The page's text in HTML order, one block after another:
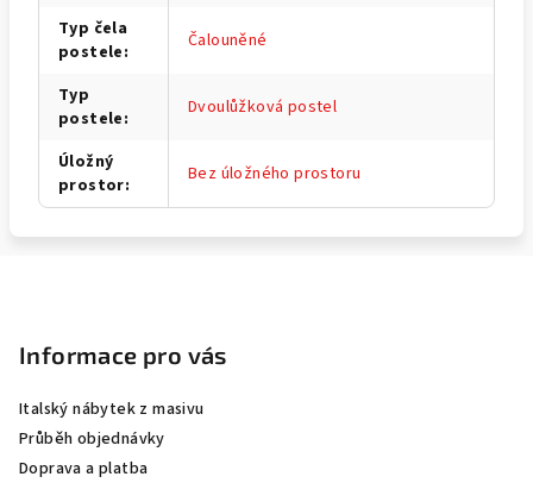
Typ čela
postele: Čalouněné
Typ
postele: Dvoulůžková postel
Úložný
prostor: Bez úložného prostoru
Informace pro vás
Italský nábytek z masivu
Průběh objednávky
Doprava a platba